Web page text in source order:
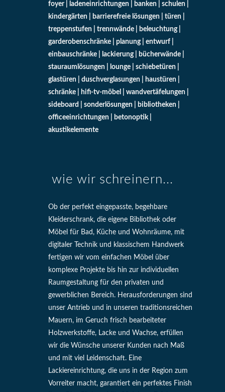
foyer | ladeneinrichtungen | banken | schulen |
kindergärten | barrierefreie lösungen | türen |
treppenstufen | trennwände | beleuchtung |
garderobenschränke | planung | entwurf |
einbauschränke | lackierung | bücherwände |
stauraumlösungen | lounge | schiebetüren |
glastüren | duschverglasungen | haustüren |
schränke | hifi-tv-möbel | wandvertäfelungen |
sideboard | sonderlösungen | bibliotheken |
officeeinrichtungen | betonoptik |
akustikelemente
wie wir schreinern...
Ob der perfekt eingepasste, begehbare
Kleiderschrank, die eigene Bibliothek oder
Möbel für Bad, Küche und Wohnräume, mit
digitaler Technik und klassischem Handwerk
fertigen wir vom einfachen Möbel über
komplexe Projekte bis hin zur individuellen
Raumgestaltung für den privaten und
gewerblichen Bereich. Herausforderungen sind
unser Antrieb und in unseren traditionsreichen
Mauern, im Geruch frisch bearbeiteter
Holzwerkstoffe, Lacke und Wachse, erfüllen
wir die Wünsche unserer Kunden nach Maß
und mit viel Leidenschaft. Eine
Lackiereinrichtung, die uns in der Region zum
Vorreiter macht, garantiert ein perfektes Finish